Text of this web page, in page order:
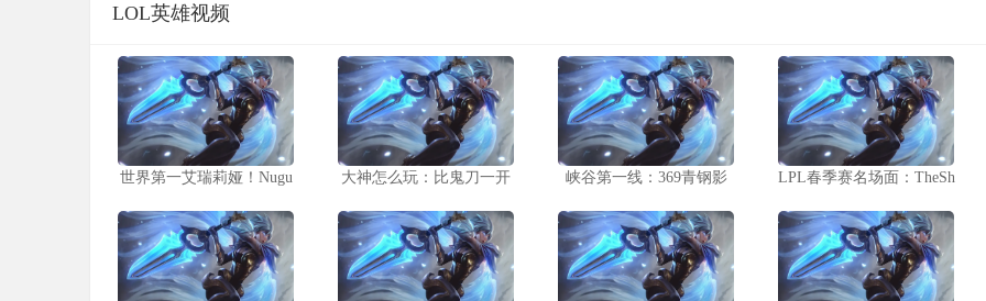
LOL英雄视频
世界第一艾瑞莉娅！Nugu 大神怎么玩：比鬼刀一开 峡谷第一线：369青钢影 LPL春季赛名场面：TheSh